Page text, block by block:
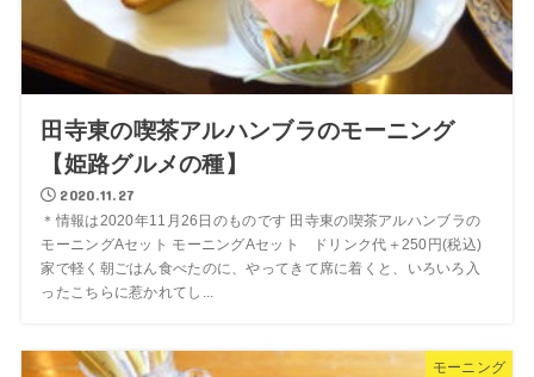
田寺東の喫茶アルハンブラのモーニング
【姫路グルメの種】
2020.11.27
＊情報は2020年11月26日のものです 田寺東の喫茶アルハンブラの
モーニングAセット モーニングAセット ドリンク代＋250円(税込)
家で軽く朝ごはん食べたのに、やってきて席に着くと、いろいろ入
ったこちらに惹かれてし...
モーニング